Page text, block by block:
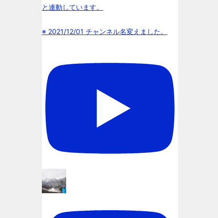
と連動しています。
※ 2021/12/01 チャンネル名変えました。